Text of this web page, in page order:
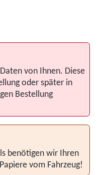
von Ihnen. Diese
oder später in
Bestellung
benötigen wir Ihren
vom Fahrzeug!